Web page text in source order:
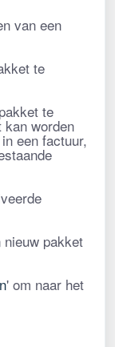
van een
te
pakket te
kan worden
een factuur,
nieuw pakket
' om naar het